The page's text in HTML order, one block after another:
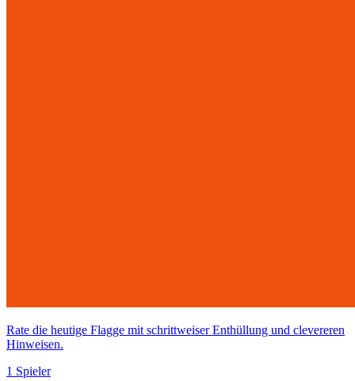
Rate die heutige Flagge mit schrittweiser Enthüllung und clevereren
Hinweisen.
1 Spieler